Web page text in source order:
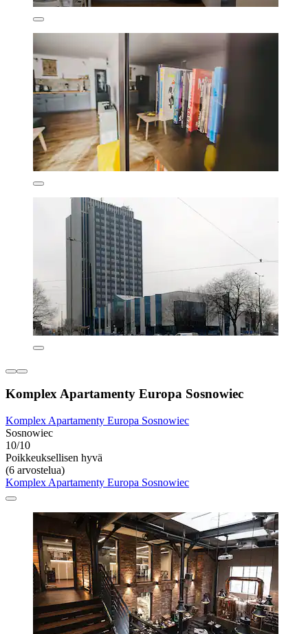
Komplex Apartamenty Europa Sosnowiec
Komplex Apartamenty Europa Sosnowiec
Sosnowiec
10/10
Poikkeuksellisen hyvä
(6 arvostelua)
Komplex Apartamenty Europa Sosnowiec